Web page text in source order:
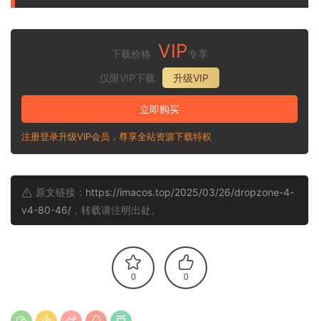
下载价格 VIP专享
仅限VIP下载
升级VIP
立即购买
注册登录升级VIP会员，尊享全站资源下载特权
原文链接： https://imacos.top/2025/03/26/dropzone-4-
v4-80-46/ ，转载请注明出处。
0 0